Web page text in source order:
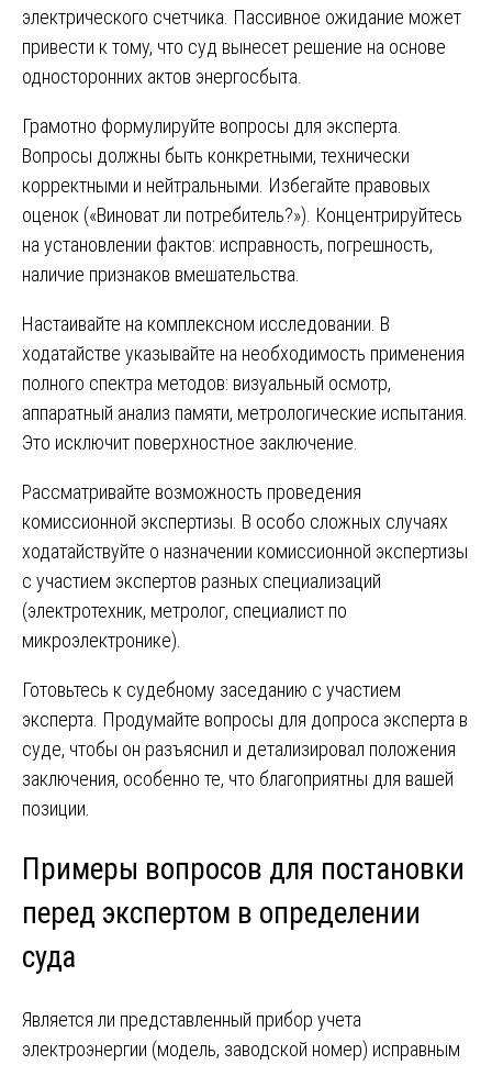
электрического счетчика. Пассивное ожидание может
привести к тому, что суд вынесет решение на основе
односторонних актов энергосбыта.
Грамотно формулируйте вопросы для эксперта.
Вопросы должны быть конкретными, технически
корректными и нейтральными. Избегайте правовых
оценок («Виноват ли потребитель?»). Концентрируйтесь
на установлении фактов: исправность, погрешность,
наличие признаков вмешательства.
Настаивайте на комплексном исследовании. В
ходатайстве указывайте на необходимость применения
полного спектра методов: визуальный осмотр,
аппаратный анализ памяти, метрологические испытания.
Это исключит поверхностное заключение.
Рассматривайте возможность проведения
комиссионной экспертизы. В особо сложных случаях
ходатайствуйте о назначении комиссионной экспертизы
с участием экспертов разных специализаций
(электротехник, метролог, специалист по
микроэлектронике).
Готовьтесь к судебному заседанию с участием
эксперта. Продумайте вопросы для допроса эксперта в
суде, чтобы он разъяснил и детализировал положения
заключения, особенно те, что благоприятны для вашей
позиции.
Примеры вопросов для постановки
перед экспертом в определении
суда
Является ли представленный прибор учета
электроэнергии (модель, заводской номер) исправным